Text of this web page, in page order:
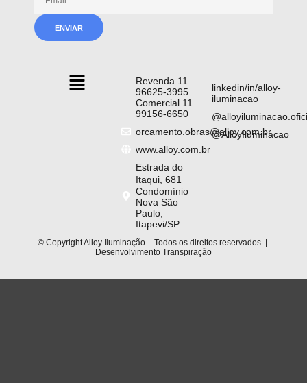
Revenda 11
96625-3995
Comercial 11
99156-6650
orcamento.obras@alloy.com.br
www.alloy.com.br
Estrada do
Itaqui, 681
Condomínio
Nova São
Paulo,
Itapevi/SP
linkedin/in/alloy-
iluminacao
@AlloyIluminacao
© Copyright Alloy Iluminação – Todos os direitos reservados |
Desenvolvimento Transpiração